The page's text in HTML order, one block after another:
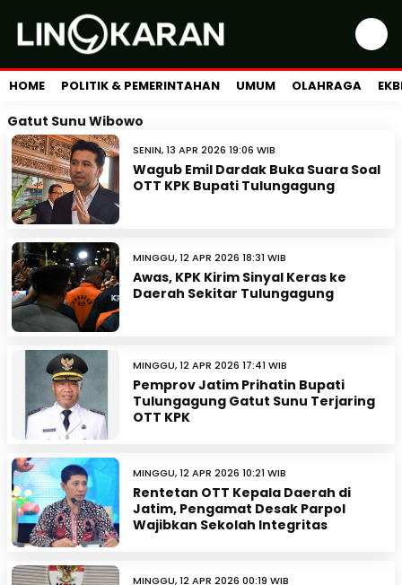
HOME POLITIK & PEMERINTAHAN UMUM OLAHRAGA
Gatut Sunu Wibowo
SENIN, 13 APR 2026 19:06 WIB
Wagub Emil Dardak Buka Suara Soal
OTT KPK Bupati Tulungagung
MINGGU, 12 APR 2026 18:31 WIB
Awas, KPK Kirim Sinyal Keras ke
Daerah Sekitar Tulungagung
MINGGU, 12 APR 2026 17:41 WIB
Pemprov Jatim Prihatin Bupati
Tulungagung Gatut Sunu Terjaring
OTT KPK
MINGGU, 12 APR 2026 10:21 WIB
Rentetan OTT Kepala Daerah di
Jatim, Pengamat Desak Parpol
Wajibkan Sekolah Integritas
MINGGU, 12 APR 2026 00:19 WIB